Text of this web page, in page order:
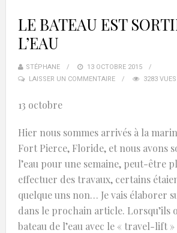
LE BATEAU EST
L’EAU
STÉPHANE
13 OCTOBRE 2015
LAISSER UN COMMENTAIRE
3283 VUES
13 octobre
Hier nous sommes arrivés à la
Fort Pierce, Floride, et nous avons
l’eau pour une semaine, peut-être
effectuer des travaux, certains
quelque uns non… Je vais élaborer
dans le prochain article. Lorsqu’ils
bateau de l’eau avec le « travel-lift »